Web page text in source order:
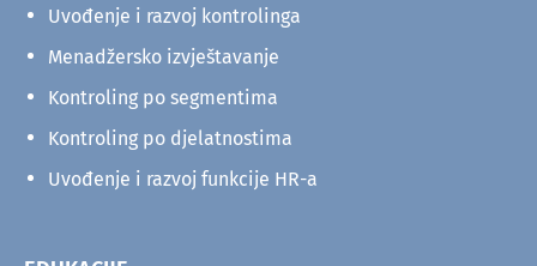
Uvođenje i razvoj kontrolinga
Menadžersko izvještavanje
Kontroling po segmentima
Kontroling po djelatnostima
Uvođenje i razvoj funkcije HR-a